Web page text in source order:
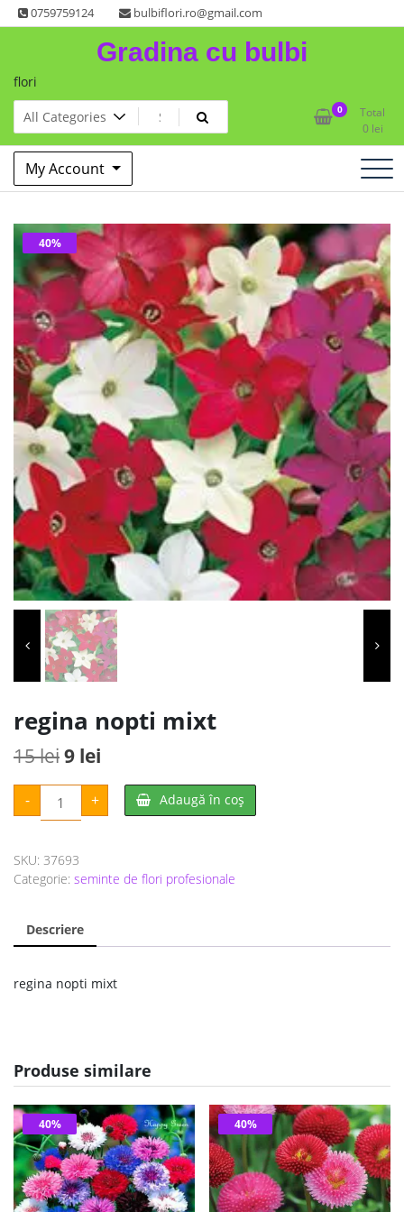
Skip
to
0759759124 bulbiflori.ro@gmail.com
Gradina cu bulbi
flori
0
Total
0 lei
My Account
40%
regina nopti mixt
15leiPrețul
inițial
15 lei.
9 lei
curent
este:
-
Cantitate
regina
nopti
+ Adaugă în coș
SKU: 37693
Categorie: seminte de flori profesionale
Descriere
regina nopti mixt
Produse similare
40% 40%